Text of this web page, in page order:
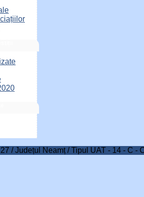
/ Județul Neamț / Tipul UAT - 14 - C